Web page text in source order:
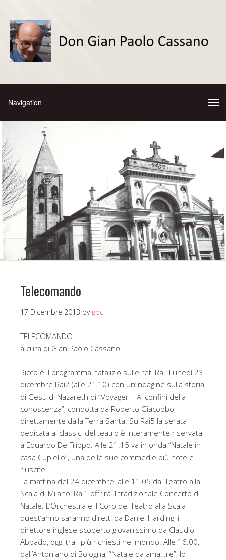
Telecomando
17 Dicembre 2013 by gpc
TELECOMANDO
a cura di Gian Paolo Cassano
Ricco è il programma natalizio sulle reti Rai. Lunedì 23
dicembre Rai2 (alle 21,10) con un’indagine sulla storia
di Gesù di Nazareth di “Voyager – Ai confini della
conoscenza”, condotta da Roberto Giacobbo,
direttamente dalla Terra Santa. Su Rai5 la serata
dedicata ai classici del teatro è interamente riservata
a Eduardo De Filippo. Alle 21.15 va in onda “Natale in
casa Cupiello”, una delle sue commedie più note e
riuscite.
La mattina del 24 dicembre, alle 11,05 dal Teatro alla
Scala di Milano, Rai1 offrirà il tradizionale Concerto di
Natale. L’Orchestra e il Coro del Teatro alla Scala
quest’anno saranno diretti da Daniel Harding, il
direttore inglese scoperto giovanissimo da Claudio
Abbado, oggi tra i più richiesti nel mondo. Alle 16.00,
dall’Antoniano di Bologna, “Natale da ama…re”, lo